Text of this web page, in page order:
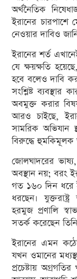
অর্থনৈতিক
ইরানের চারপাশে
নেওয়ার দাবিও
ইরানের শর্ত
যে ক্ষয়ক্ষতি
হবে বলেও দাবি
সংশ্লিষ্ট
অবমুক্ত করার
আরও চাইছে,
সামরিক অভিযান
বিরুদ্ধে হুমকিমূলক
জোলঘাদরের
অবস্থান নয়; বরং
গত ১৬০ দিন ধরে
ধরছেন।
হরমুজ প্রণালি
সতর্ক করেছেন
ইরানের এমন
যখন ওমানের
প্রচেষ্টায় অগ্রগতির